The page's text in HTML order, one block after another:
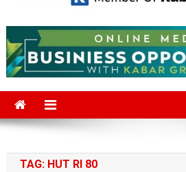
Mediajakarta.com
TAG: HUT RI 80